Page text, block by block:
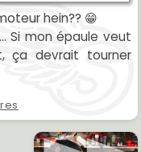
hein?? 😁
Si mon épaule veut
ça devrait tourner